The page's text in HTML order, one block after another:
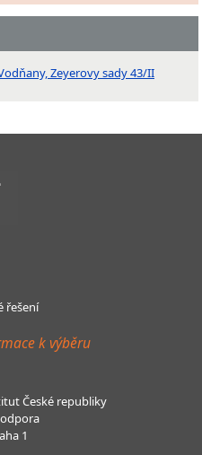
Zeyerovy sady 43/II
řešení
k výběru
České republiky
1